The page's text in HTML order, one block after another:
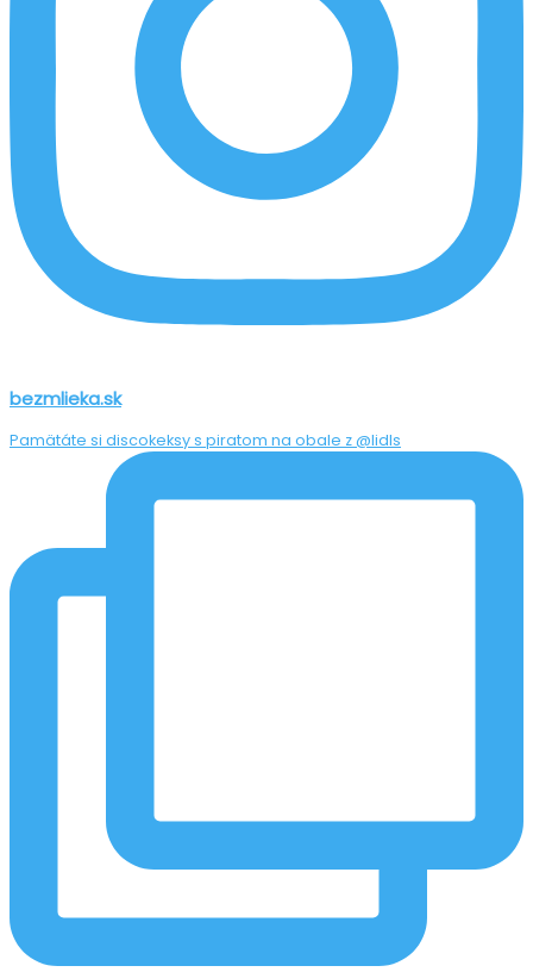
bezmlieka.sk
Pamätáte si discokeksy s piratom na obale z @lidls